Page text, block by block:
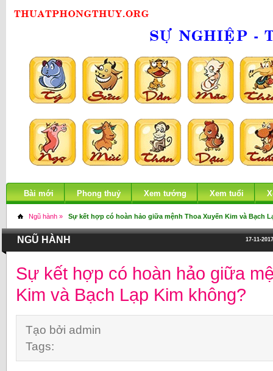
Bài mới Phong thuỷ Xem tướng Xem tuổi
Ngũ hành » Sự kết hợp có hoàn hảo giữa mệnh Thoa Xuyến Kim và Bạch
17-11-
NGŨ HÀNH
Sự kết hợp có hoàn hảo giữa
Kim và Bạch Lạp Kim không?
Tạo bởi admin
Tags: